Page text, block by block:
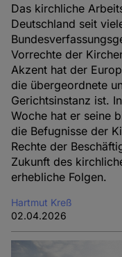
Das kirchliche
Deutschland seit
Vorrechte der
Akzent hat der
die übergeordnete
Gerichtsinstanz ist.
Woche hat er seine
die Befugnisse der
Rechte der
Zukunft des
erhebliche Folgen.
Hartmut Kreß
02.04.2026